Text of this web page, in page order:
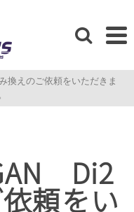
換えのご依頼をいただきま
Di2
頼をい